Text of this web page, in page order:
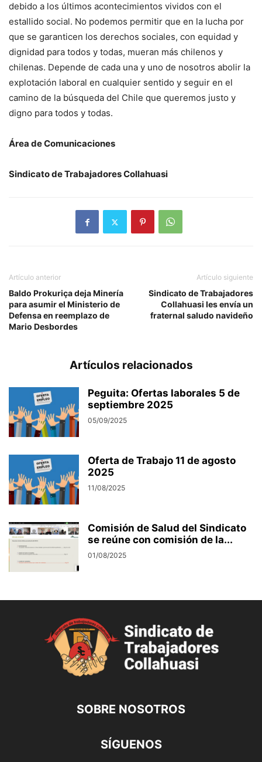
debido a los últimos acontecimientos vividos con el
estallido social. No podemos permitir que en la lucha por
que se garanticen los derechos sociales, con equidad y
dignidad para todos y todas, mueran más chilenos y
chilenas. Depende de cada una y uno de nosotros abolir la
explotación laboral en cualquier sentido y seguir en el
camino de la búsqueda del Chile que queremos justo y
digno para todos y todas.
Área de Comunicaciones
Sindicato de Trabajadores Collahuasi
Artículo anterior
Baldo Prokuriça deja Minería
para asumir el Ministerio de
Defensa en reemplazo de
Mario Desbordes
Artículo siguiente
Sindicato de Trabajadores
Collahuasi les envía un
fraternal saludo navideño
Artículos relacionados
Peguita: Ofertas laborales 5 de
septiembre 2025
05/09/2025
Oferta de Trabajo 11 de agosto
2025
11/08/2025
Comisión de Salud del Sindicato
se reúne con comisión de la...
01/08/2025
SOBRE NOSOTROS
SÍGUENOS